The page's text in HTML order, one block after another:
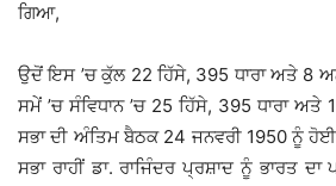
ਗਿਆ,
ਉਦੋਂ ਇਸ ’ਚ ਕੁੱਲ 22 ਹਿੱਸੇ, 395 ਧਾਰਾ ਅਤੇ 8
ਸਮੇਂ ’ਚ ਸੰਵਿਧਾਨ ’ਚ 25 ਹਿੱਸੇ, 395 ਧਾਰਾ
ਸਭਾ ਦੀ ਅੰਤਿਮ ਬੈਠਕ 24 ਜਨਵਰੀ 1950 ਨੂੰ
ਸਭਾ ਰਾਹੀਂ ਡਾ. ਰਾਜਿੰਦਰ ਪ੍ਰਸ਼ਾਦ ਨੂੰ ਭਾਰਤ